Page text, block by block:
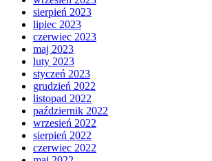
sierpień 2023
lipiec 2023
czerwiec 2023
maj 2023
luty 2023
styczeń 2023
grudzień 2022
listopad 2022
październik 2022
wrzesień 2022
sierpień 2022
czerwiec 2022